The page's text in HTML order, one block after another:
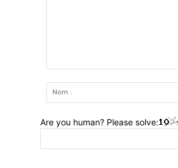
Are you human? Please solve: